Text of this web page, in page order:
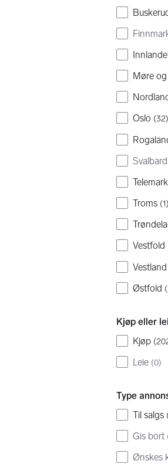
Møre
Oslo (32)
Svalbard
Telemark
Troms (1)
Vestfold
Vestland
Østfold (
Kjøp eller
Kjøp (
Leie (0)
Type
Til salgs
Gis bort
Ønskes